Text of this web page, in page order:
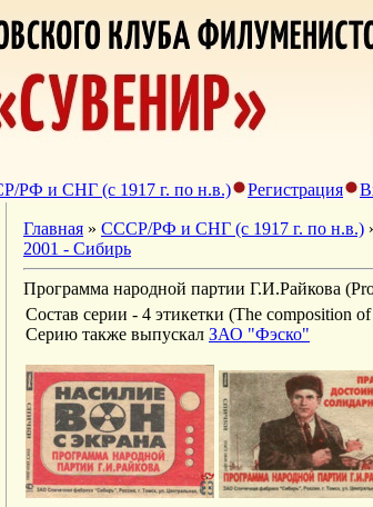
РФ и СНГ (с 1917 г. по н.в.) Регистрация
Главная » СССР/РФ и СНГ (с 1917 г. по н.в.)
2001 - Сибирь
Программа народной партии Г.И.Райкова
Состав серии - 4 этикетки (The composition of
Серию также выпускал ЗАО "Фэско"